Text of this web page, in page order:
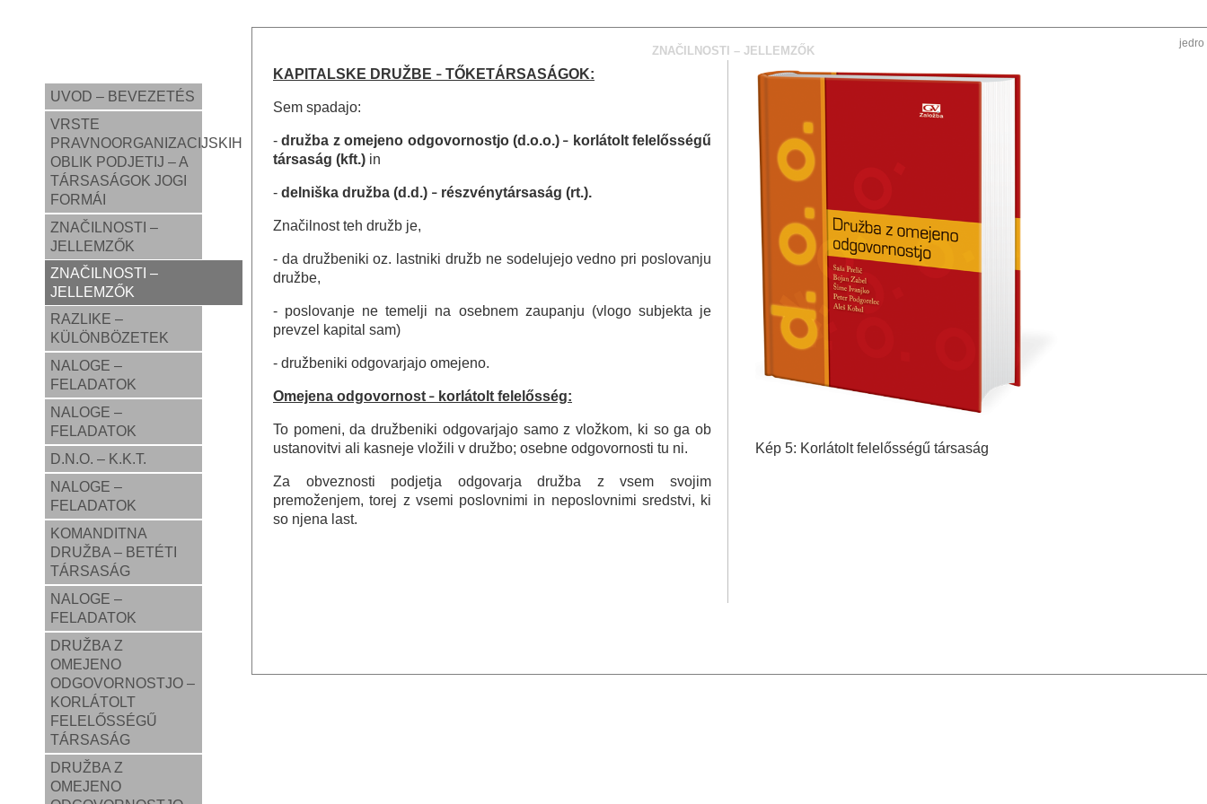
UVOD – BEVEZETÉS
VRSTE
PRAVNOORGANIZACIJSKIH
OBLIK PODJETIJ – A
TÁRSASÁGOK JOGI
FORMÁI
ZNAČILNOSTI –
JELLEMZŐK
ZNAČILNOSTI –
JELLEMZŐK
RAZLIKE –
KÜLÖNBÖZETEK
NALOGE –
FELADATOK
NALOGE –
FELADATOK
D.N.O. – K.K.T.
NALOGE –
FELADATOK
KOMANDITNA
DRUŽBA – BETÉTI
TÁRSASÁG
NALOGE –
FELADATOK
DRUŽBA Z
OMEJENO
ODGOVORNOSTJO –
KORLÁTOLT
FELELŐSSÉGŰ
TÁRSASÁG
DRUŽBA Z
OMEJENO
jedro
ZNAČILNOSTI – JELLEMZŐK
KAPITALSKE DRUŽBE – TŐKETÁRSASÁGOK:
Sem spadajo:
- družba z omejeno odgovornostjo (d.o.o.)– korlátolt felelősségű
társaság (kft.) in
- delniška družba (d.d.) – részvénytársaság (rt.).
Značilnost teh družb je,
- da družbeniki oz. lastniki družb ne sodelujejo vedno pri poslovanju
družbe,
- poslovanje ne temelji na osebnem zaupanju (vlogo subjekta je
prevzel kapital sam)
- družbeniki odgovarjajo omejeno.
Omejena odgovornost – korlátolt felelősség:
To pomeni, da družbeniki odgovarjajo samo z vložkom, ki so ga ob
ustanovitvi ali kasneje vložili v družbo; osebne odgovornosti tu ni.
Za obveznosti podjetja odgovarja družba z vsem svojim
premoženjem, torej z vsemi poslovnimi in neposlovnimi sredstvi, ki
so njena last.
Kép 5: Korlátolt felelősségű társaság